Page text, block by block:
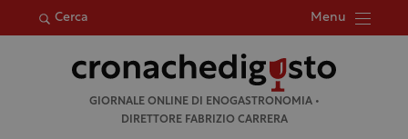
Cerca Menu
per:
GIORNALE ONLINE DI ENOGASTRONOMIA •
DIRETTORE FABRIZIO CARRERA